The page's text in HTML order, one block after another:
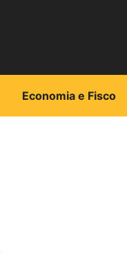
Economia e Fisco